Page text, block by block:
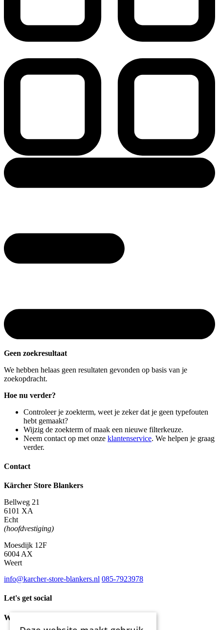
Geen zoekresultaat
We hebben helaas geen resultaten gevonden op basis van je
zoekopdracht.
Hoe nu verder?
Controleer je zoekterm, weet je zeker dat je geen typefouten
hebt gemaakt?
Wijzig de zoekterm of maak een nieuwe filterkeuze.
Neem contact op met onze klantenservice. We helpen je graag
verder.
Contact
Kärcher Store Blankers
Bellweg 21
6101 XA
Echt
(hoofdvestiging)
Moesdijk 12F
6004 AX
Weert
info@karcher-store-blankers.nl 085-7923978
Let's get social
Waar wij voor staan